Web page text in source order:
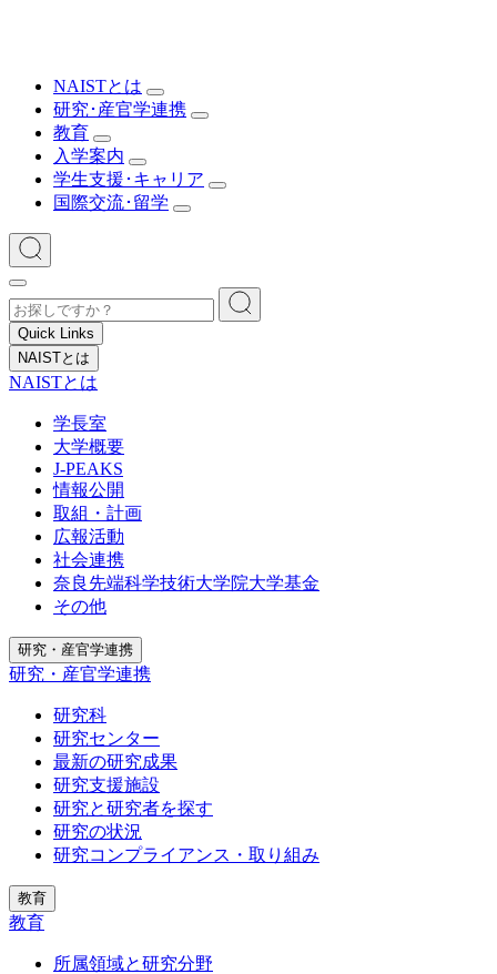
NAISTとは
研究･産官学連携
教育
入学案内
学生支援･キャリア
国際交流･留学
Quick Links
NAISTとは
NAISTとは
学長室
大学概要
J-PEAKS
情報公開
取組・計画
広報活動
社会連携
奈良先端科学技術大学院大学基金
その他
研究・産官学連携
研究・産官学連携
研究科
研究センター
最新の研究成果
研究支援施設
研究と研究者を探す
研究の状況
研究コンプライアンス・取り組み
教育
教育
所属領域と研究分野